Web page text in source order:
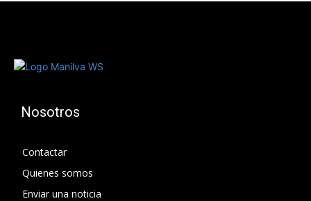
Nosotros
Contactar
Quienes somos
Enviar una noticia